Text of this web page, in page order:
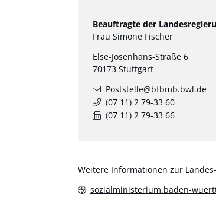
Beauftragte der
Frau Simone Fischer
Else-Josenhans-Straße 6
70173 Stuttgart
Poststelle@bfbmb.bwl.de
(07 11) 2 79-33 60
(07 11) 2 79-33 66
Weitere Informationen zur
sozialministerium.baden-